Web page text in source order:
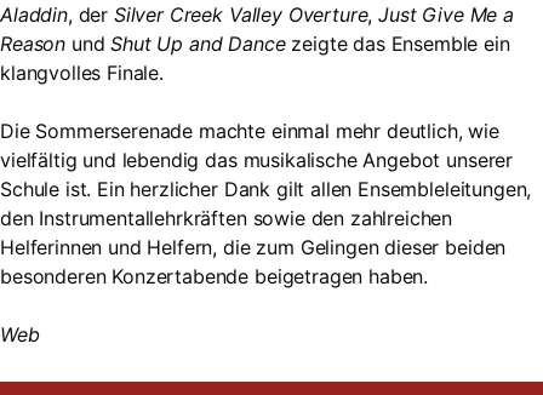
Aladdin, der Silver Creek Valley Overture,Just Give Me a
Reason undShut Up and Dancezeigte das Ensemble ein
klangvolles Finale.
Die Sommerserenade machte einmal mehr deutlich, wie
vielfältig und lebendig das musikalische Angebot unserer
Schule ist. Ein herzlicher Dank gilt allen Ensembleleitungen,
den Instrumentallehrkräften sowie den zahlreichen
Helferinnen und Helfern, die zum Gelingen dieser beiden
besonderen Konzertabende beigetragen haben.
Web